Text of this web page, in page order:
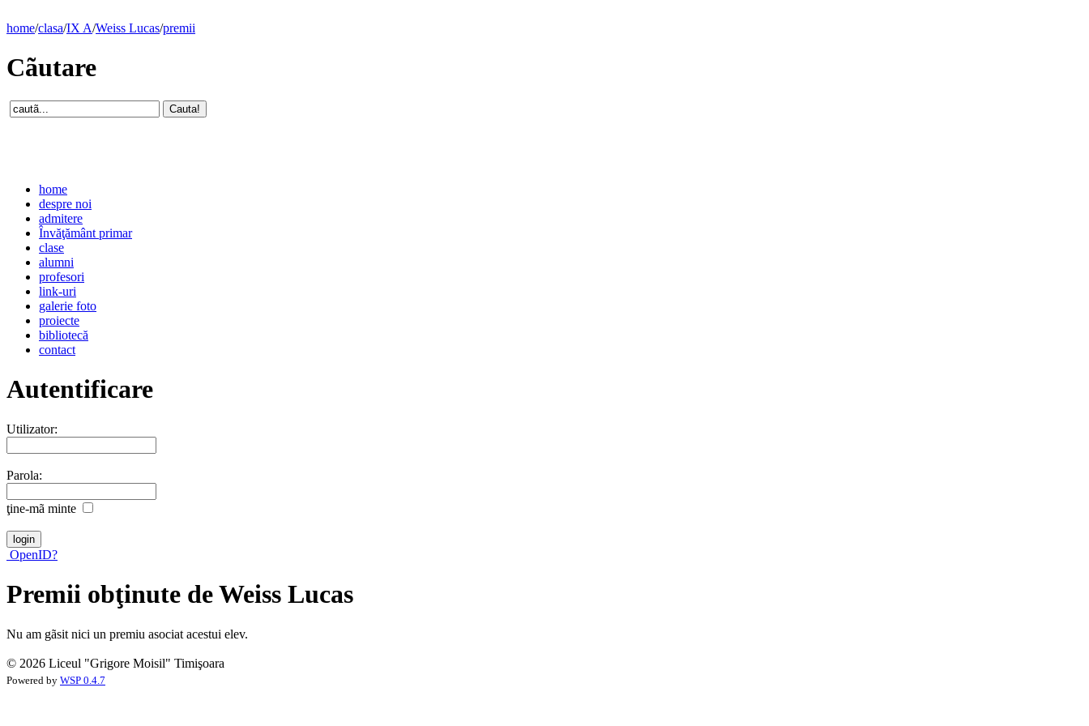
home/clasa/IX A/Weiss Lucas/premii
Cãutare
home
despre noi
admitere
Învăţământ primar
clase
alumni
profesori
link-uri
galerie foto
proiecte
bibliotecă
contact
Autentificare
Utilizator:
Parola:
ţine-mã minte
OpenID?
Premii obţinute de Weiss Lucas
Nu am gãsit nici un premiu asociat acestui elev.
© 2026 Liceul "Grigore Moisil" Timişoara
Powered by WSP 0.4.7